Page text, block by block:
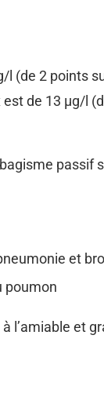
l (de 2
de 13 µg/l
passif
et
poumon
l’amiable et